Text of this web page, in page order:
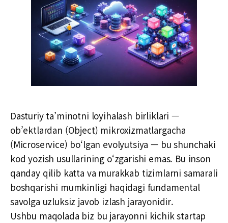
Dasturiy ta’minotni loyihalash birliklari —
ob’ektlardan (Object) mikroxizmatlargacha
(Microservice) bo‘lgan evolyutsiya — bu shunchaki
kod yozish usullarining o‘zgarishi emas. Bu inson
qanday qilib katta va murakkab tizimlarni samarali
boshqarishi mumkinligi haqidagi fundamental
savolga uzluksiz javob izlash jarayonidir.
Ushbu maqolada biz bu jarayonni kichik startap